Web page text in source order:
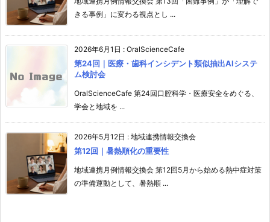
きる事例」に変わる視点とし ...
2026年6月1日 : OralScienceCafe
第24回｜医療・歯科インシデント類似抽出AIシステ
ム検討会
OralScienceCafe 第24回口腔科学・医療安全をめぐる、
学会と地域を ...
2026年5月12日 : 地域連携情報交換会
第12回｜暑熱順化の重要性
地域連携月例情報交換会 第12回5月から始める熱中症対策
の準備運動として、暑熱順 ...